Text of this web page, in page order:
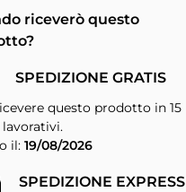
riceverò questo
SPEDIZIONE GRATIS
questo prodotto in 15
il: 19/08/2026
SPEDIZIONE EXPRESS